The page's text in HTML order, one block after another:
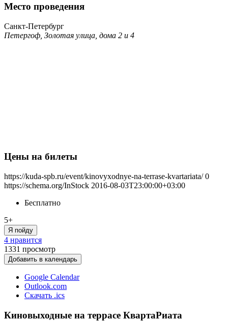
Место проведения
Санкт-Петербург
Петергоф, Золотая улица, дома 2 и 4
Цены на билеты
https://kuda-spb.ru/event/kinovyxodnye-na-terrase-kvartariata/ 0
https://schema.org/InStock 2016-08-03T23:00:00+03:00
Бесплатно
5+
Я пойду
4 нравится
1331 просмотр
Добавить в календарь
Google Calendar
Outlook.com
Скачать .ics
Киновыходные на террасе КвартаРиата